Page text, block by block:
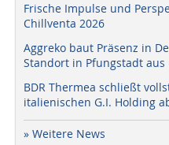
Frische Impulse und
Chillventa 2026
Aggreko baut Präsenz in
Standort in Pfungstadt aus
BDR Thermea schließt
italienischen G.I. Holding
» Weitere News